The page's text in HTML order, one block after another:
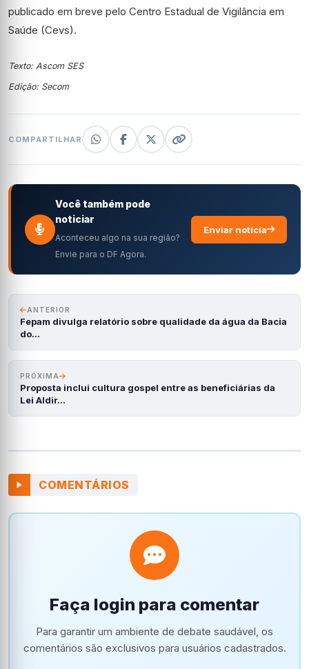
publicado em breve pelo Centro Estadual de Vigilância em
Saúde (Cevs).
Texto: Ascom SES
Edição: Secom
COMPARTILHAR
Você também pode
noticiar
Aconteceu algo na sua região?
Envie para o DF Agora.
Enviar notícia
ANTERIOR
Fepam divulga relatório sobre qualidade da água da Bacia
do…
PRÓXIMA
Proposta inclui cultura gospel entre as beneficiárias da
Lei Aldir…
COMENTÁRIOS
Faça login para comentar
Para garantir um ambiente de debate saudável, os
comentários são exclusivos para usuários cadastrados.